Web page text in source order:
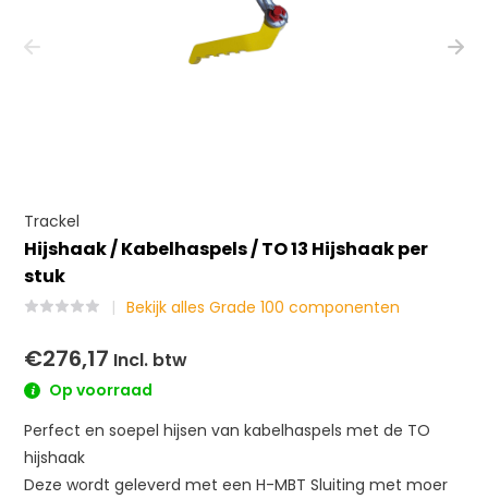
Trackel
Hijshaak / Kabelhaspels / TO 13 Hijshaak per
stuk
Bekijk alles Grade 100 componenten
€276,17 Incl. btw
Op voorraad
Perfect en soepel hijsen van kabelhaspels met de TO
hijshaak
Deze wordt geleverd met een H-MBT Sluiting met moer